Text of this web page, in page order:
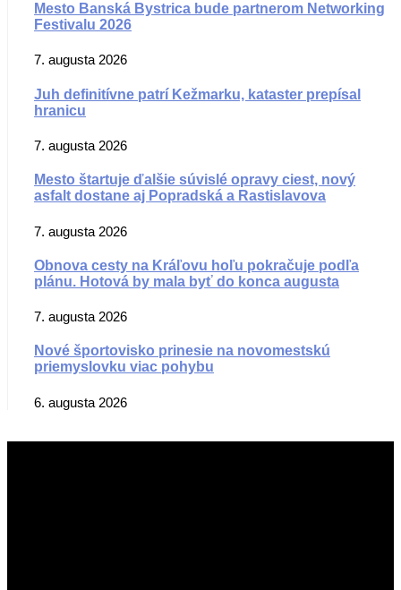
Mesto Banská Bystrica bude partnerom Networking
Festivalu 2026
7. augusta 2026
Juh definitívne patrí Kežmarku, kataster prepísal
hranicu
7. augusta 2026
Mesto štartuje ďalšie súvislé opravy ciest, nový
asfalt dostane aj Popradská a Rastislavova
7. augusta 2026
Obnova cesty na Kráľovu hoľu pokračuje podľa
plánu. Hotová by mala byť do konca augusta
7. augusta 2026
Nové športovisko prinesie na novomestskú
priemyslovku viac pohybu
6. augusta 2026